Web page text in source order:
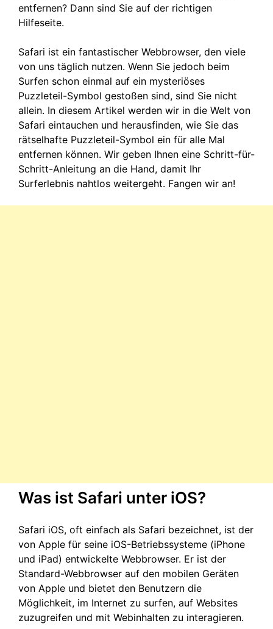
entfernen? Dann sind Sie auf der richtigen
Hilfeseite.
Safari ist ein fantastischer Webbrowser, den viele
von uns täglich nutzen. Wenn Sie jedoch beim
Surfen schon einmal auf ein mysteriöses
Puzzleteil-Symbol gestoßen sind, sind Sie nicht
allein. In diesem Artikel werden wir in die Welt von
Safari eintauchen und herausfinden, wie Sie das
rätselhafte Puzzleteil-Symbol ein für alle Mal
entfernen können. Wir geben Ihnen eine Schritt-für-
Schritt-Anleitung an die Hand, damit Ihr
Surferlebnis nahtlos weitergeht. Fangen wir an!
Was ist Safari unter iOS?
Safari iOS, oft einfach als Safari bezeichnet, ist der
von Apple für seine iOS-Betriebssysteme (iPhone
und iPad) entwickelte Webbrowser. Er ist der
Standard-Webbrowser auf den mobilen Geräten
von Apple und bietet den Benutzern die
Möglichkeit, im Internet zu surfen, auf Websites
zuzugreifen und mit Webinhalten zu interagieren.